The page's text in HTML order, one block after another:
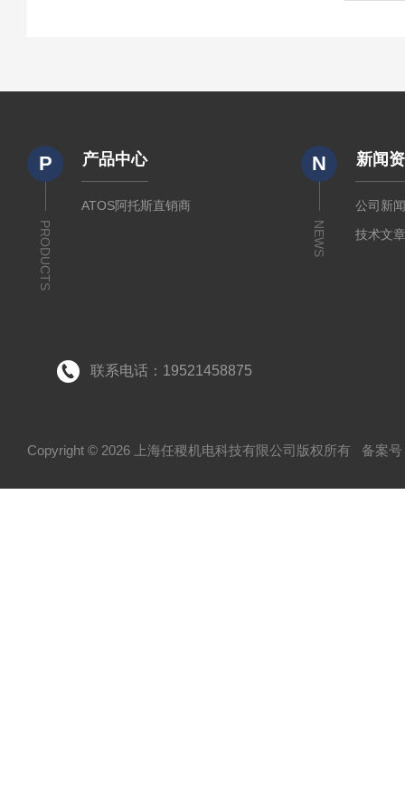
P
PRODUCTS
产品中心
ATOS阿托斯直销商
N
NEWS
新闻
公司新
技术文
联系电话：19521458875
Copyright © 2026 上海任稷机电科技有限公司版权所有 备案号